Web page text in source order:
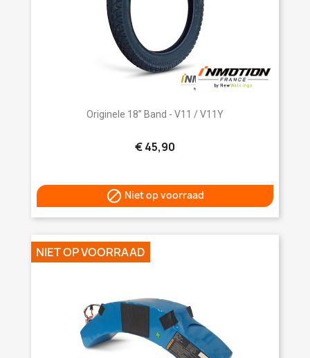
Originele 18” Band - V11 / V11Y
€ 45,90
 Niet op voorraad
NIET OP VOORRAAD